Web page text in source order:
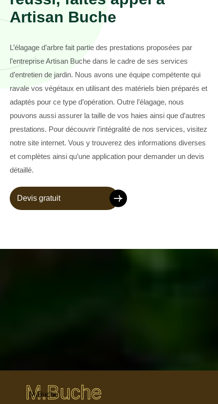
Artisan Buche
L’élagage d’arbre fait partie des prestations proposées par
l’entreprise Artisan Buche dans le cadre de ses services
d’entretien de jardin. Nous avons une équipe compétente qui
ravale vos végétaux en utilisant des matériels bien préparés et
adaptés pour ce type d’opération. Outre l’élagage, nous
pouvons aussi assurer la taille de vos haies ainsi que d’autres
prestations. Pour découvrir l’intégralité de nos services, visitez
notre site internet. Vous y trouverez des informations diverses
et complètes ainsi qu’une application pour demander un devis
détaillé.
Devis gratuit
M.Buche
M.Buche